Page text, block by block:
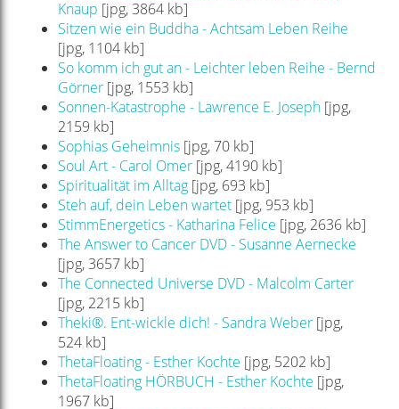
Knaup [jpg, 3864 kb]
Sitzen wie ein Buddha - Achtsam Leben Reihe
[jpg, 1104 kb]
So komm ich gut an - Leichter leben Reihe - Bernd
Görner[jpg, 1553 kb]
Sonnen-Katastrophe - Lawrence E. Joseph[jpg,
2159 kb]
Sophias Geheimnis[jpg, 70 kb]
Soul Art - Carol Omer[jpg, 4190 kb]
Spiritualität im Alltag[jpg, 693 kb]
Steh auf, dein Leben wartet[jpg, 953 kb]
StimmEnergetics - Katharina Felice [jpg, 2636 kb]
The Answer to Cancer DVD - Susanne Aernecke
[jpg, 3657 kb]
The Connected Universe DVD - Malcolm Carter
[jpg, 2215 kb]
Theki®. Ent-wickle dich! - Sandra Weber[jpg,
524 kb]
ThetaFloating - Esther Kochte [jpg, 5202 kb]
ThetaFloating HÖRBUCH - Esther Kochte [jpg,
1967 kb]